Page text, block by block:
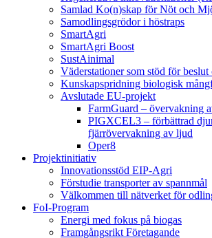
Samlad Ko(n)skap för Nöt och
Samodlingsgrödor i höstraps
SmartAgri
SmartAgri Boost
SustAinimal
Väderstationer som stöd för
Kunskapspridning biologisk
Avslutade EU-projekt
FarmGuard – övervakning
PIGXCEL3 – förbättrad
fjärrövervakning av ljud
Oper8
Projektinitiativ
Innovationsstöd EIP-Agri
Förstudie transporter av spannmål
Välkommen till nätverket för
FoI-Program
Energi med fokus på biogas
Framgångsrikt Företagande